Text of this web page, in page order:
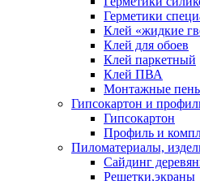
Герметики
Клей «жидкие
Клей для обоев
Клей паркетный
Клей ПВА
Монтажные
Гипсокартон и
Гипсокартон
Профиль и
Пиломатериалы,
Сайдинг
Решетки,экраны